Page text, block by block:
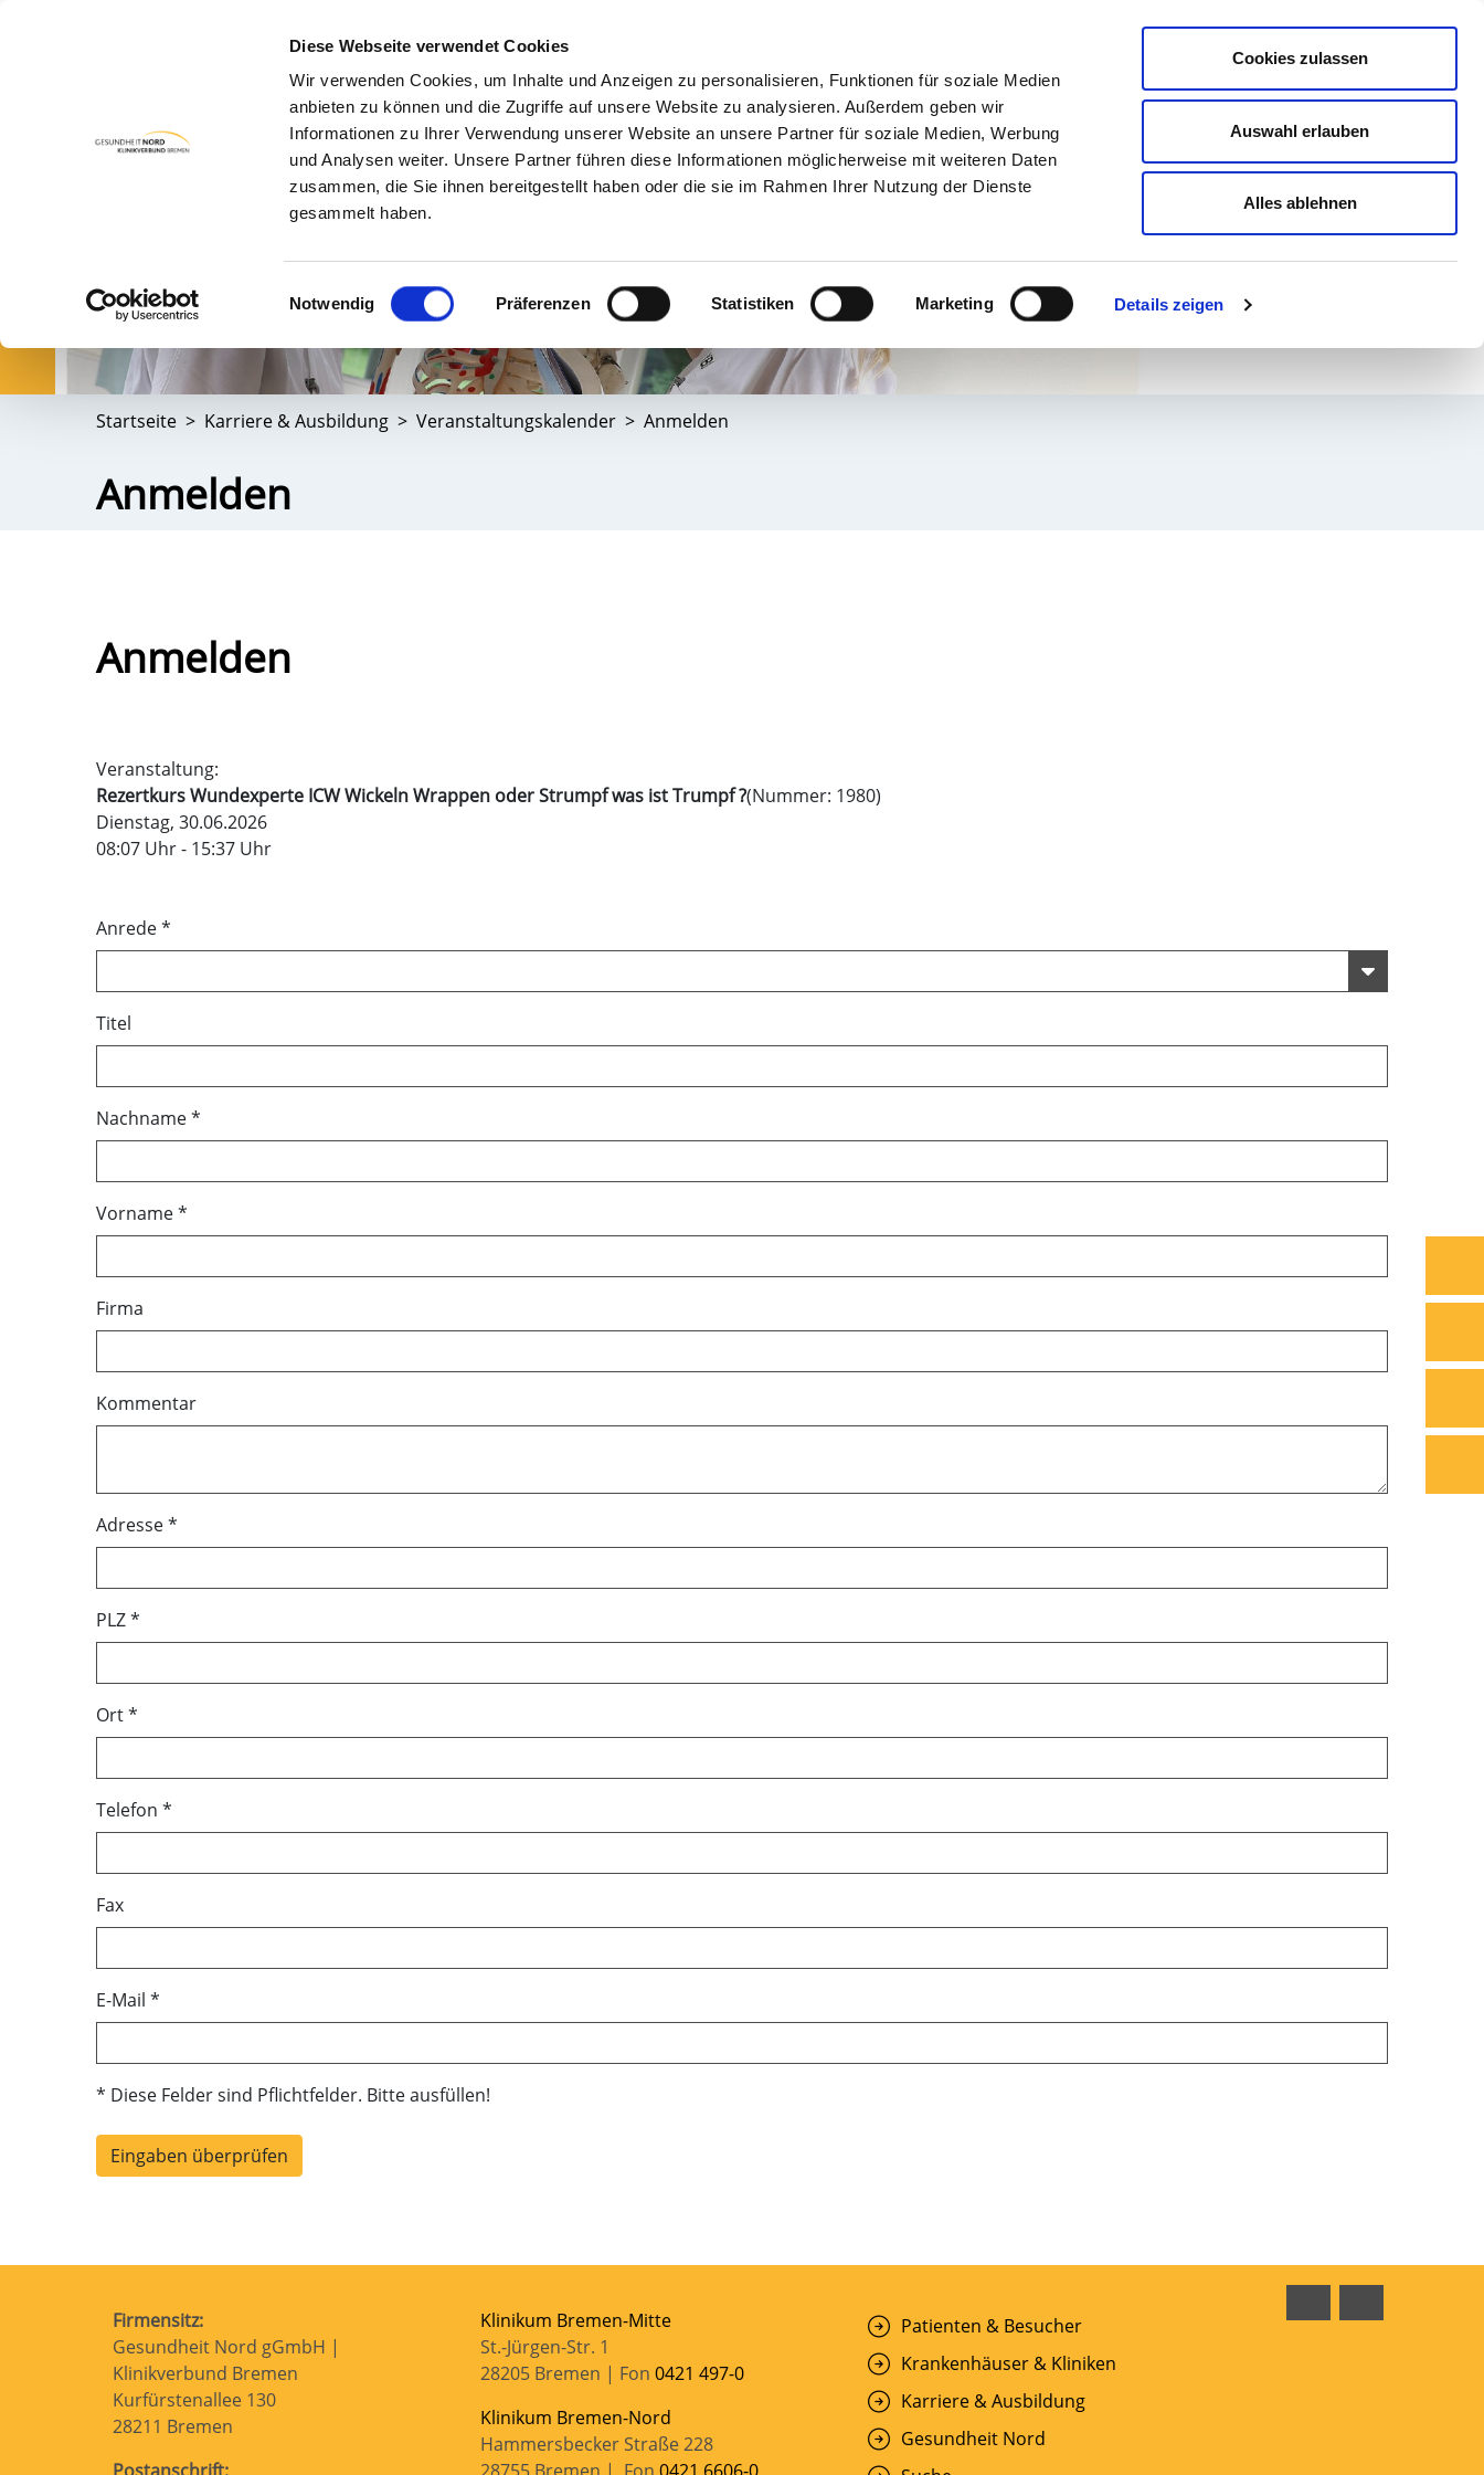
Diese Webseite verwendet Cookies
Wir verwenden Cookies, um Inhalte und Anzeigen zu personalisieren, Funktionen für soziale Medien
anbieten zu können und die Zugriffe auf unsere Website zu analysieren. Außerdem geben wir
Informationen zu Ihrer Verwendung unserer Website an unsere Partner für soziale Medien, Werbung
und Analysen weiter. Unsere Partner führen diese Informationen möglicherweise mit weiteren Daten
zusammen, die Sie ihnen bereitgestellt haben oder die sie im Rahmen Ihrer Nutzung der Dienste
gesammelt haben.
Einwilligungsauswahl
Notwendig Präferenzen Statistiken Marketing Details zeigen
Cookies zulassen
Auswahl erlauben
Alles ablehnen
Leichte Sprache Kontrast
PATIENT & BESUCHER KRANKENHÄUSER & KLINIKEN KARRIERE & AUSBILDUNG GESUNDHEIT NORD Suche
Startseite Karriere & Ausbildung Veranstaltungskalender Anmelden
Anmelden
Anmelden
Veranstaltung:
Rezertkurs Wundexperte ICW Wickeln Wrappen oder Strumpf was ist Trumpf ?(Nummer: 1980)
Dienstag, 30.06.2026
08:07 Uhr- 15:37 Uhr
Anrede*
Titel
Nachname*
Vorname*
Firma
Kommentar
Adresse*
PLZ*
Ort*
Telefon *
Fax
E-Mail *
* Diese Felder sind Pflichtfelder. Bitte ausfüllen!
Eingaben überprüfen
Firmensitz:
Gesundheit Nord gGmbH |
Klinikverbund Bremen
Kurfürstenallee 130
28211 Bremen
Klinikum Bremen-Mitte
St.-Jürgen-Str. 1
28205 Bremen | Fon0421 497-0
Klinikum Bremen-Nord
Hammersbecker Straße 228
Patienten & Besucher
Krankenhäuser & Kliniken
Karriere & Ausbildung
Gesundheit Nord